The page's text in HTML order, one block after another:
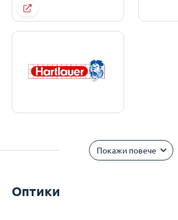
Покажи повече
Оптики